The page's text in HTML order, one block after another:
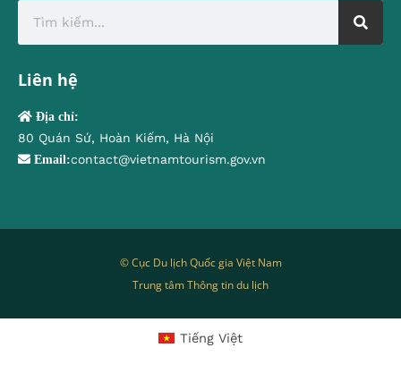
Liên hệ
Địa chỉ:
80 Quán Sứ, Hoàn Kiếm, Hà Nội
Email:contact@vietnamtourism.gov.vn
© Cục Du lịch Quốc gia Việt Nam
Trung tâm Thông tin du lịch
Tiếng Việt